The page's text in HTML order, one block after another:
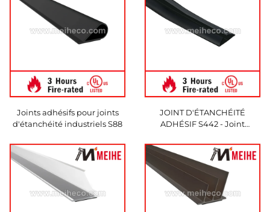
Joints adhésifs pour joints
d'étanchéité industriels S88
JOINT D'ÉTANCHÉITÉ
ADHÉSIF S442 - Joint
dos adhésif pour la protection
contre le feu et la fumée -
Produits destinés au secteur
de l'hôtellerie